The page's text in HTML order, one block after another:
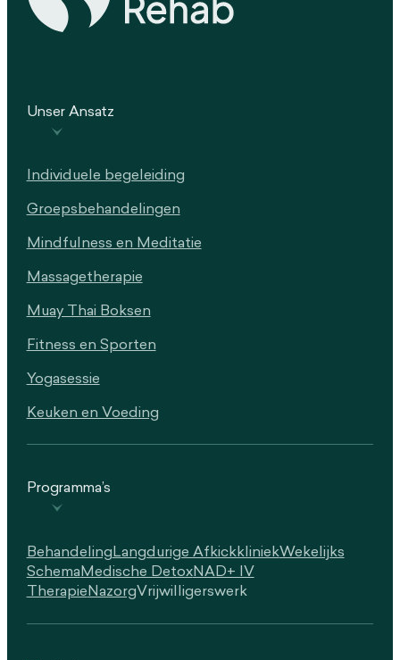
Unser Ansatz
Individuele begeleiding
Groepsbehandelingen
Mindfulness en Meditatie
Massagetherapie
Muay Thai Boksen
Fitness en Sporten
Yogasessie
Keuken en Voeding
Programma’s
Behandeling Langdurige AfkickkliniekWekelijks
Schema Medische DetoxNAD+ IV
Therapie NazorgVrijwilligerswerk